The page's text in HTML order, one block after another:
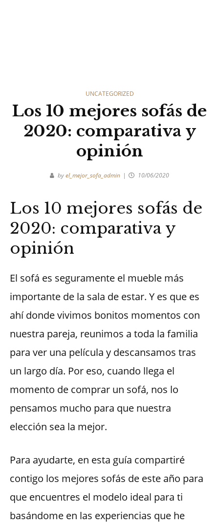
CATEGORIES
UNCATEGORIZED
Los 10 mejores sofás de
2020: comparativa y
opinión
byel_mejor_sofa_admin 10/06/2020
Los 10 mejores sofás de
2020: comparativa y
opinión
El sofá es seguramente el mueble más
importante de la sala de estar. Y es que es
ahí donde vivimos bonitos momentos con
nuestra pareja, reunimos a toda la familia
para ver una película y descansamos tras
un largo día. Por eso, cuando llega el
momento de comprar un sofá, nos lo
pensamos mucho para que nuestra
elección sea la mejor.
Para ayudarte, en esta guía compartiré
contigo los mejores sofás de este año para
que encuentres el modelo ideal para ti
basándome en las experiencias que he